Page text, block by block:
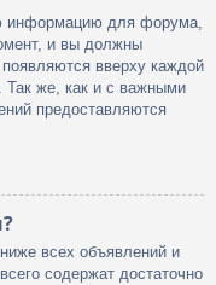
информацию для форума,
и вы должны
вверху каждой
Так же, как и с важными
предоставляются
всех объявлений и
содержат достаточно